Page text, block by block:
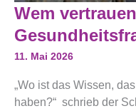
Wem
11. Mai 2026
„Wo ist das Wissen,
haben?“ schrieb der
Wem
Vertrauen
Menschen
Bei
Gesundheitsfragen?